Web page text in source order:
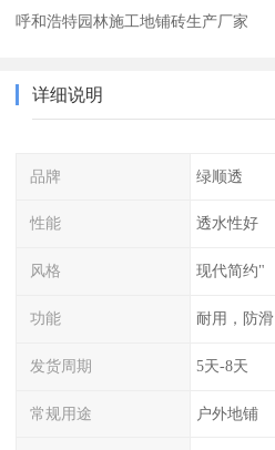
呼和浩特园林施工地铺砖生产厂家
详细说明
品牌 绿顺透
性能 透水性好
风格 现代简约"
功能 耐用，防滑
发货周期 5天-8天
常规用途 户外地铺